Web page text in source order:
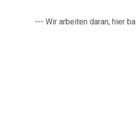
--- Wir arbeiten daran, hier